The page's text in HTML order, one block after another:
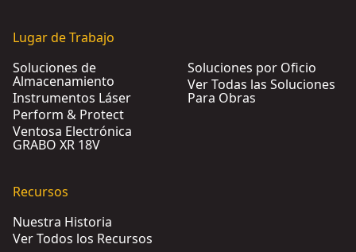
Lugar de Trabajo
Soluciones de
Almacenamiento
Instrumentos Láser
Perform & Protect
Ventosa Electrónica
GRABO XR 18V
Soluciones por Oficio
Ver Todas las Soluciones
Para Obras
Recursos
Nuestra Historia
Ver Todos los Recursos